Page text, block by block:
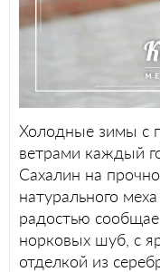
Холодные зимы с
ветрами каждый
Сахалин на
натурального
радостью
норковых шуб, с
отделкой из